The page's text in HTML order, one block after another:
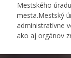
Mestského
mesta.Mestský
administratívne
ako aj orgánov